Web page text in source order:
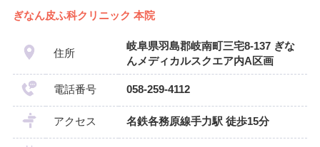
ぎなん皮ふ科クリニック 本院
住所
岐阜県羽島郡岐南町三宅8-137 ぎな
んメディカルスクエア内A区画
電話番号 058-259-4112
アクセス 名鉄各務原線手力駅 徒歩15分